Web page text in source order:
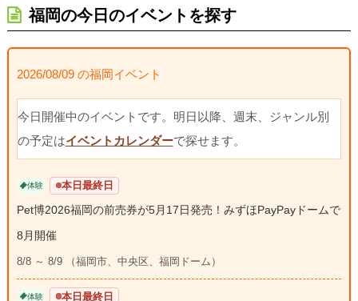
福岡の今日のイベントを探す
2026/08/09 の福岡イベント
今日開催中のイベントです。明日以降、週末、ジャンル別
の予定はイベントカレンダーで探せます。
体験 本日最終日
Pet博2026福岡の前売券が5月17日発売！みずほPayPayドームで
8月開催
8/8 ～ 8/9 （福岡市、中央区、福岡ドーム）
体験 本日最終日